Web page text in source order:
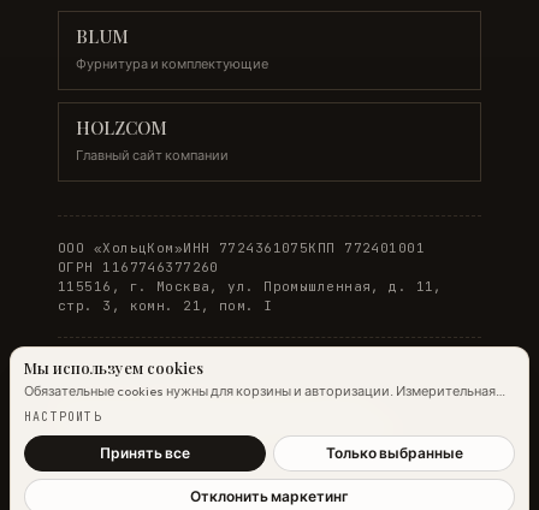
BLUM
Фурнитура и комплектующие
HOLZCOM
Главный сайт компании
ООО «ХольцКом»ИНН 7724361075КПП 772401001
ОГРН 1167746377260
115516, г. Москва, ул. Промышленная, д. 11,
стр. 3, комн. 21, пом. I
© 2026 WOODONLINE. Все права защищены.
Мы используем cookies
Обязательные cookies нужны для корзины и авторизации. Измерительная
аналитика Яндекс.Метрики работает на обычных страницах всегда;
Подробнее →
НАСТРОИТЬ
Принять все Только выбранные
Отклонить маркетинг